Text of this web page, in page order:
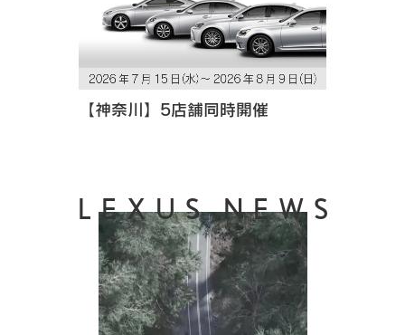
【神奈川】5店舗同時開催
LEXUS NEWS